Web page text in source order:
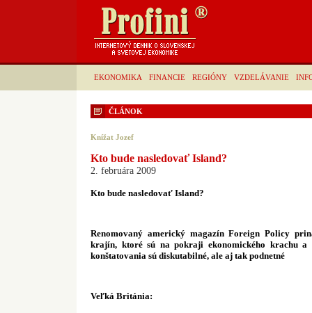
EKONOMIKA FINANCIE REGIÓNY VZDELÁVANIE
ČLÁNOK
Knížat Jozef
Kto bude nasledovať Island?
2. februára 2009
Kto bude nasledovať Island?
Renomovaný americký magazín Foreign Policy
krajín, ktoré sú na pokraji ekonomického krachu a
konštatovania sú diskutabilné, ale aj tak podnetné
Veľká Británia: